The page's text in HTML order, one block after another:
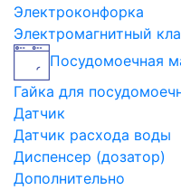
Электроконфорка
Электромагнитный
Посудомоечная
Гайка для
Датчик
Датчик расхода воды
Диспенсер (дозатор)
Дополнительно